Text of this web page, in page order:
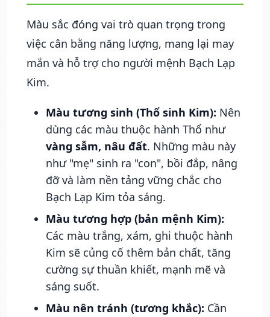
Màu sắc đóng vai trò quan trọng trong
việc cân bằng năng lượng, mang lại may
mắn và hỗ trợ cho người mệnh Bạch Lạp
Kim.
Màu tương sinh (Thổ sinh Kim): Nên
dùng các màu thuộc hành Thổ như
vàng sẫm, nâu đất. Những màu này
như "mẹ" sinh ra "con", bồi đắp, nâng
đỡ và làm nền tảng vững chắc cho
Bạch Lạp Kim tỏa sáng.
Màu tương hợp (bản mệnh Kim):
Các màu trắng, xám, ghi thuộc hành
Kim sẽ củng cố thêm bản chất, tăng
cường sự thuần khiết, mạnh mẽ và
sáng suốt.
Màu nên tránh (tương khắc): Cần